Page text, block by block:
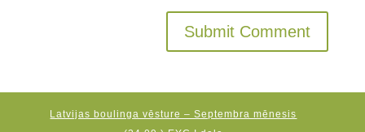
Latvijas boulinga vēsture – Septembra mēnesis